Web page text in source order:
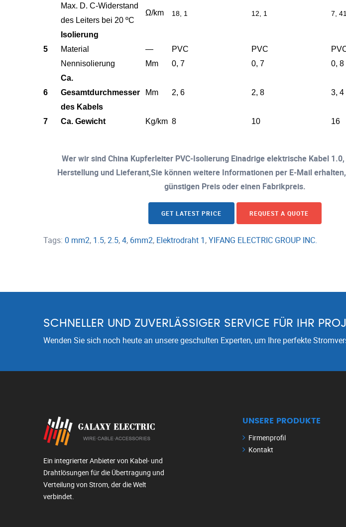
Max. D. C-Widerstand
des Leiters bei 20 ºC
Ω/km 18, 1 12, 1 7, 41
5
Isolierung
Material
— PVC PVC
Nennisolierung
Mm 0, 7 0, 7 0, 8
6
Ca.
Gesamtdurchmesser
des Kabels
Mm 2, 6 2, 8 3, 4
7 Ca. Gewicht Kg/km 8 10 16
Wer wir sind China Kupferleiter PVC-Isolierung Einadrige elektrische Kabel
Herstellung und Lieferant,Sie können weitere Informationen per E-Mail
günstigen Preis oder einen Fabrikpreis.
GET LATEST PRICE REQUEST A QUOTE
Tags: 0 mm2, 1.5,2.5,4, 6mm2, Elektrodraht 1,YIFANG ELECTRIC GROUP INC.
SCHNELLER UND ZUVERLÄSSIGER SERVICE FÜR IHR
Wenden Sie sich noch heute an unsere geschulten Experten, um Ihre perfekte
Ein integrierter Anbieter von Kabel- und
Drahtlösungen für die Übertragung und
Verteilung von Strom, der die Welt
verbindet.
UNSERE PRODUKTE
Firmenprofil
Kontakt